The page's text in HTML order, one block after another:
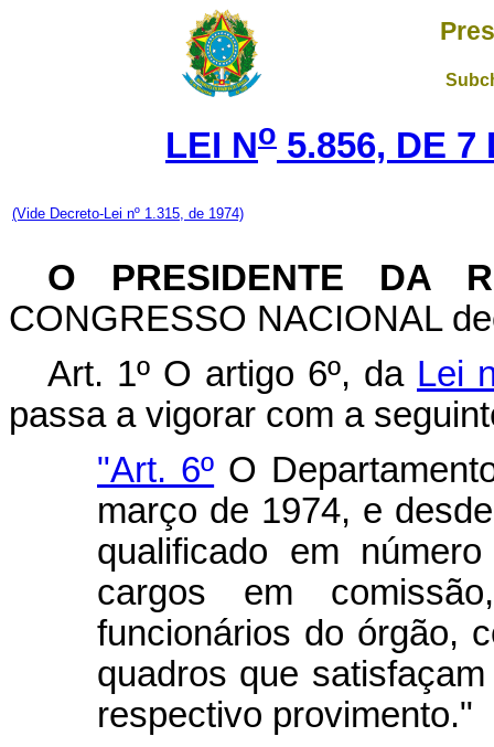
LEI No 5.856, DE 7
(Vide Decreto-Lei nº 1.315, de 1974)
O PRESIDENTE DA
CONGRESSO NACIONAL
Art. 1º O artigo 6º, da Lei
passa a vigorar com a
"Art. 6º O
março de 1974, e
qualificado em
cargos em
funcionários do órgão,
quadros que
respectivo provimento."